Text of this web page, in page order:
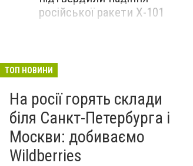
російської ракети Х-101
ТОП НОВИНИ
На росії горять склади
біля Санкт-Петербурга і
Москви: добиваємо
Wildberries